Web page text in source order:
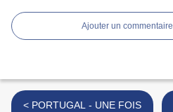
Ajouter un commentaire
< PORTUGAL - UNE FOIS